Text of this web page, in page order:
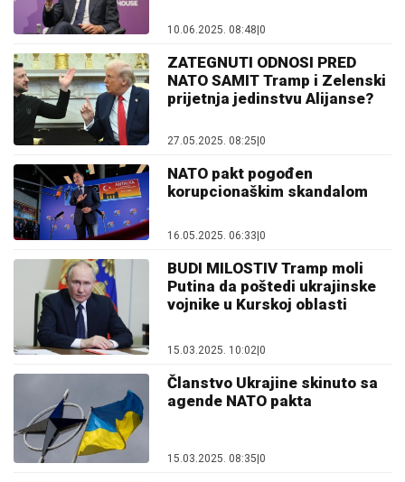
10.06.2025. 08:48 0
ZATEGNUTI ODNOSI PRED
NATO SAMIT Tramp i Zelenski
prijetnja jedinstvu Alijanse?
27.05.2025. 08:25 0
NATO pakt pogođen
korupcionaškim skandalom
16.05.2025. 06:33 0
BUDI MILOSTIV Tramp moli
Putina da poštedi ukrajinske
vojnike u Kurskoj oblasti
15.03.2025. 10:02|0
Članstvo Ukrajine skinuto sa
agende NATO pakta
15.03.2025. 08:35 0